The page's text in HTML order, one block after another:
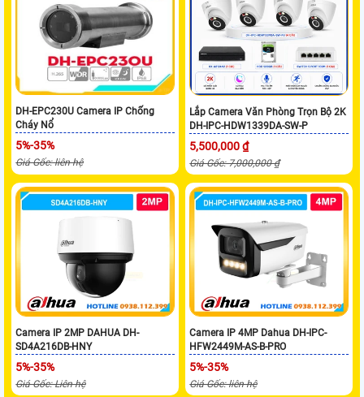
DH-EPC230U Camera IP Chống
Cháy Nổ
5%-35%
Giá Gốc: liên hệ
Lắp Camera Văn Phòng Trọn Bộ 2K
DH-IPC-HDW1339DA-SW-P
5,500,000 ₫
Giá Gốc: 7,000,000 ₫
Camera IP 2MP DAHUA DH-
SD4A216DB-HNY
5%-35%
Giá Gốc: Liên hệ
Camera IP 4MP Dahua DH-IPC-
HFW2449M-AS-B-PRO
5%-35%
Giá Gốc: liên hệ